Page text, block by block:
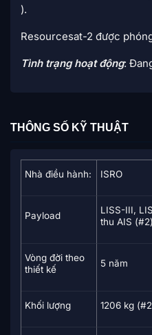
).
Resourcesat-2 được
Tình trạng hoạt động:
THÔNG SỐ KỸ THUẬT
Nhà điều hành: ISRO
Payload
LISS-III,
thu AIS (#2)
Vòng đời theo
thiết kế
5 năm
Khối lượng 1206 kg